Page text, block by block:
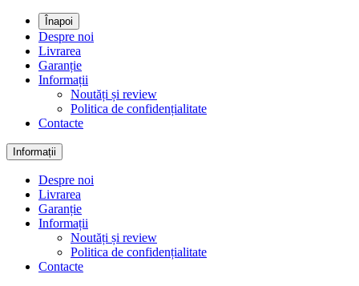
Înapoi
Despre noi
Livrarea
Garanție
Informații
Noutăți și review
Politica de confidențialitate
Contacte
Informații
Despre noi
Livrarea
Garanție
Informații
Noutăți și review
Politica de confidențialitate
Contacte